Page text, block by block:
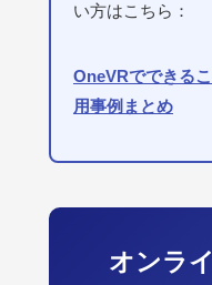
い方はこちら：
OneVRでできる
用事例まとめ
オンラ